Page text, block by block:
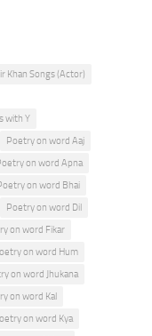
Khan Songs (Actor)
with Y
Poetry on word Aaj
on word Apna
on word Bhai
Poetry on word Dil
on word Fikar
on word Hum
on word Jhukana
on word Kal
on word Kya